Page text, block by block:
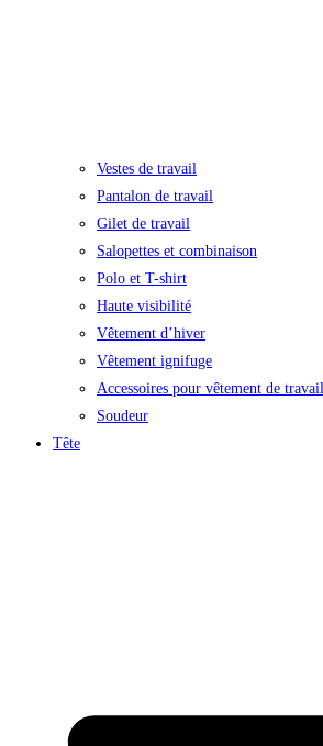
Vestes de travail
Pantalon de travail
Gilet de travail
Salopettes et combinaison
Polo et T-shirt
Haute visibilité
Vêtement d’hiver
Vêtement ignifuge
Accessoires pour vêtement de travail
Soudeur
Tête